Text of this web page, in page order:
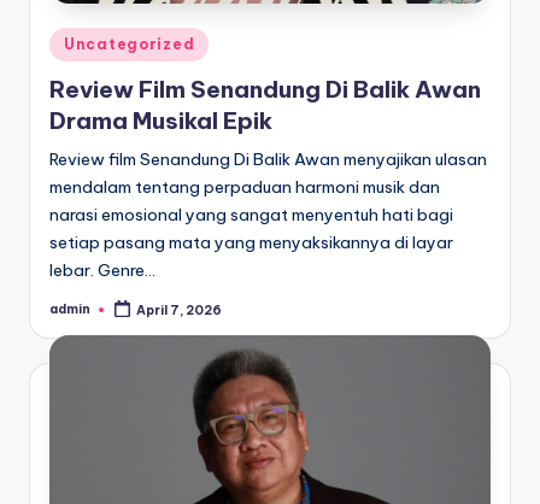
Posted
in
Uncategorized
Review Film Senandung Di Balik Awan
Drama Musikal Epik
Review film Senandung Di Balik Awan menyajikan ulasan
mendalam tentang perpaduan harmoni musik dan
narasi emosional yang sangat menyentuh hati bagi
setiap pasang mata yang menyaksikannya di layar
lebar. Genre…
Posted
admin April 7, 2026